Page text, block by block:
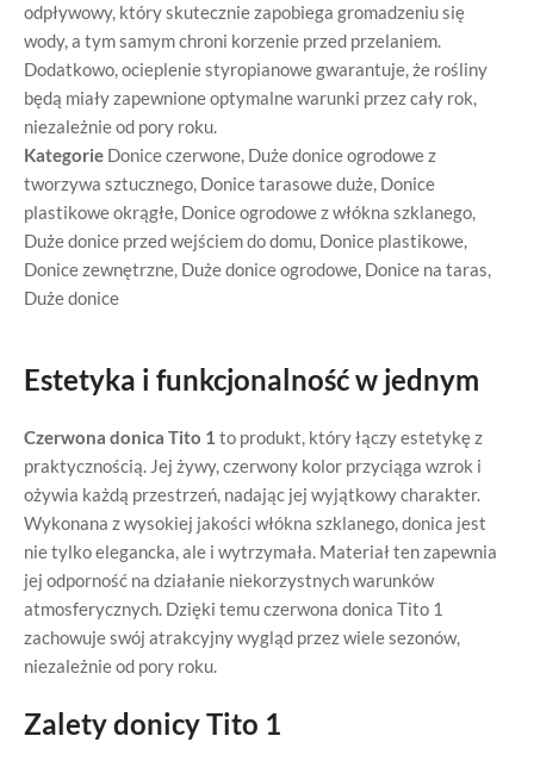
odpływowy, który skutecznie zapobiega gromadzeniu się
wody, a tym samym chroni korzenie przed przelaniem.
Dodatkowo, ocieplenie styropianowe gwarantuje, że rośliny
będą miały zapewnione optymalne warunki przez cały rok,
niezależnie od pory roku.
Kategorie Donice czerwone, Duże donice ogrodowe z
tworzywa sztucznego, Donice tarasowe duże, Donice
plastikowe okrągłe, Donice ogrodowe z włókna szklanego,
Duże donice przed wejściem do domu, Donice plastikowe,
Donice zewnętrzne, Duże donice ogrodowe, Donice na taras,
Duże donice
Estetyka i funkcjonalność w jednym
Czerwona donica Tito 1 to produkt, który łączy estetykę z
praktycznością. Jej żywy, czerwony kolor przyciąga wzrok i
ożywia każdą przestrzeń, nadając jej wyjątkowy charakter.
Wykonana z wysokiej jakości włókna szklanego, donica jest
nie tylko elegancka, ale i wytrzymała. Materiał ten zapewnia
jej odporność na działanie niekorzystnych warunków
atmosferycznych. Dzięki temu czerwona donica Tito 1
zachowuje swój atrakcyjny wygląd przez wiele sezonów,
niezależnie od pory roku.
Zalety donicy Tito 1